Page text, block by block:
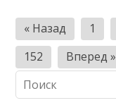
П
а
г
и
« Назад 1
152
Вперед »